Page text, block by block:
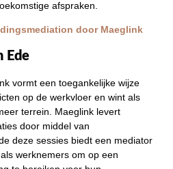
afspraken.
door Maeglink
Ede
vormt een toegankelijke wijze
op de werkvloer en wint als
terrein. Maeglink levert
door middel van
deze sessies biedt een mediator
werknemers om op een